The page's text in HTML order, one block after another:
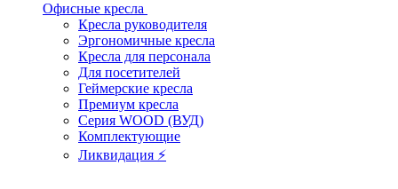
Офисные кресла
Кресла руководителя
Эргономичные кресла
Кресла для персонала
Для посетителей
Геймерские кресла
Премиум кресла
Серия WOOD (ВУД)
Комплектующие
Ликвидация ⚡